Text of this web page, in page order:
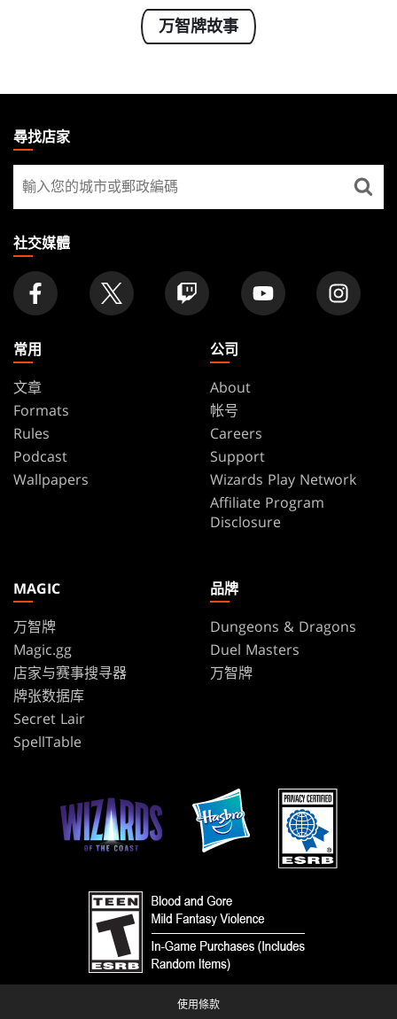
万智牌故事
THE
GATHERING
FOOTER
尋找店家
尋
找
家
社交媒體
常用
文章
Formats
Rules
Podcast
Wallpapers
公司
About
帐号
Careers
Support
Wizards Play Network
Affiliate Program
Disclosure
MAGIC
万智牌
Magic.gg
店家与赛事搜寻器
牌张数据库
Secret Lair
SpellTable
品牌
Dungeons & Dragons
Duel Masters
万智牌
使用條款